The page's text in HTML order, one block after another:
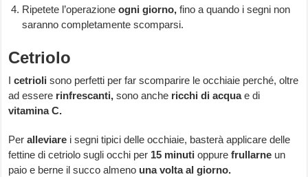
Ripetete l’operazioneogni giorno, fino a quando i segni non
saranno completamente scomparsi.
Cetriolo
Icetrioli sono perfetti per far scomparire le occhiaie perché, oltre
ad essere rinfrescanti,sono anche ricchi di acquae di
vitamina C.
Peralleviare i segni tipici delle occhiaie, basterà applicare delle
fettine di cetriolo sugli occhi per 15 minutioppure frullarne un
paio e berne il succo almeno una volta al giorno.